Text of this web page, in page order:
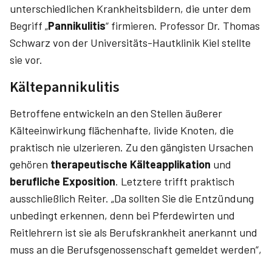
unterschiedlichen Krankheitsbildern, die unter dem
Begriff „Pannikulitis“ firmieren. Professor Dr. Thomas
Schwarz von der Universitäts-Hautklinik Kiel stellte
sie vor.
Kältepannikulitis
Betroffene entwickeln an den Stellen äußerer
Kälteeinwirkung flächenhafte, livide Knoten, die
praktisch nie ulzerieren. Zu den gängisten Ursachen
gehören therapeutische Kälteapplikation und
berufliche Exposition. Letztere trifft praktisch
ausschließlich Reiter. „Da sollten Sie die Entzündung
unbedingt erkennen, denn bei Pferdewirten und
Reitlehrern ist sie als Berufskrankheit anerkannt und
muss an die Berufsgenossenschaft gemeldet werden“,